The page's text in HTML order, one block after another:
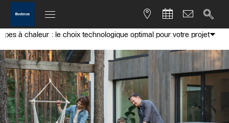
à chaleur : le choix technologique optimal pour votre projet